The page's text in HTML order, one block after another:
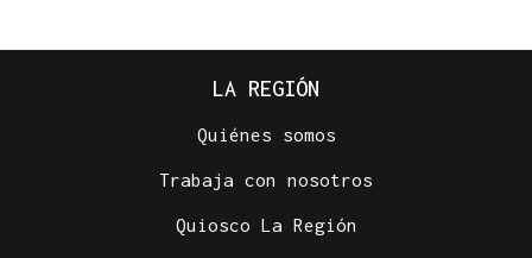
LA REGIÓN
Quiénes somos
Trabaja con nosotros
Quiosco La Región